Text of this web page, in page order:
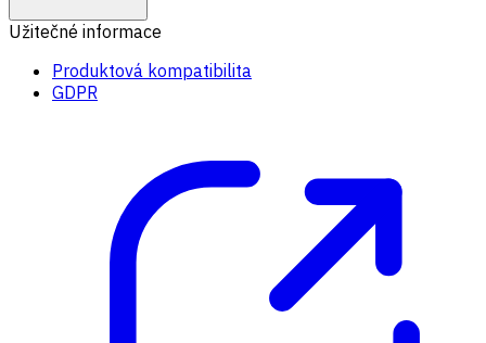
Užitečné informace
Produktová kompatibilita
GDPR